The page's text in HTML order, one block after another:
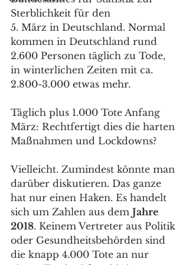
Sterblichkeit für den
5. März in Deutschland. Normal
kommen in Deutschland rund
2.600 Personen täglich zu Tode,
in winterlichen Zeiten mit ca.
2.800-3.000 etwas mehr.
Täglich plus 1.000 Tote Anfang
März: Rechtfertigt dies die harten
Maßnahmen und Lockdowns?
Vielleicht. Zumindest könnte man
darüber diskutieren. Das ganze
hat nur einen Haken. Es handelt
sich um Zahlen aus dem Jahre
2018. Keinem Vertreter aus Politik
oder Gesundheitsbehörden sind
die knapp 4.000 Tote an nur